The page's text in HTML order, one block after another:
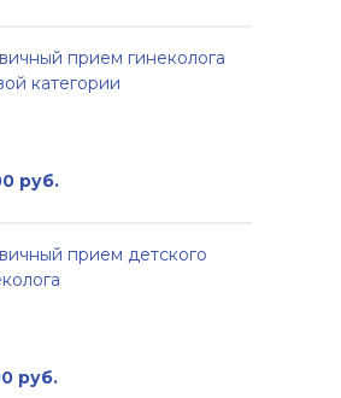
руб.
прием гинеколога
категории
руб.
прием детского